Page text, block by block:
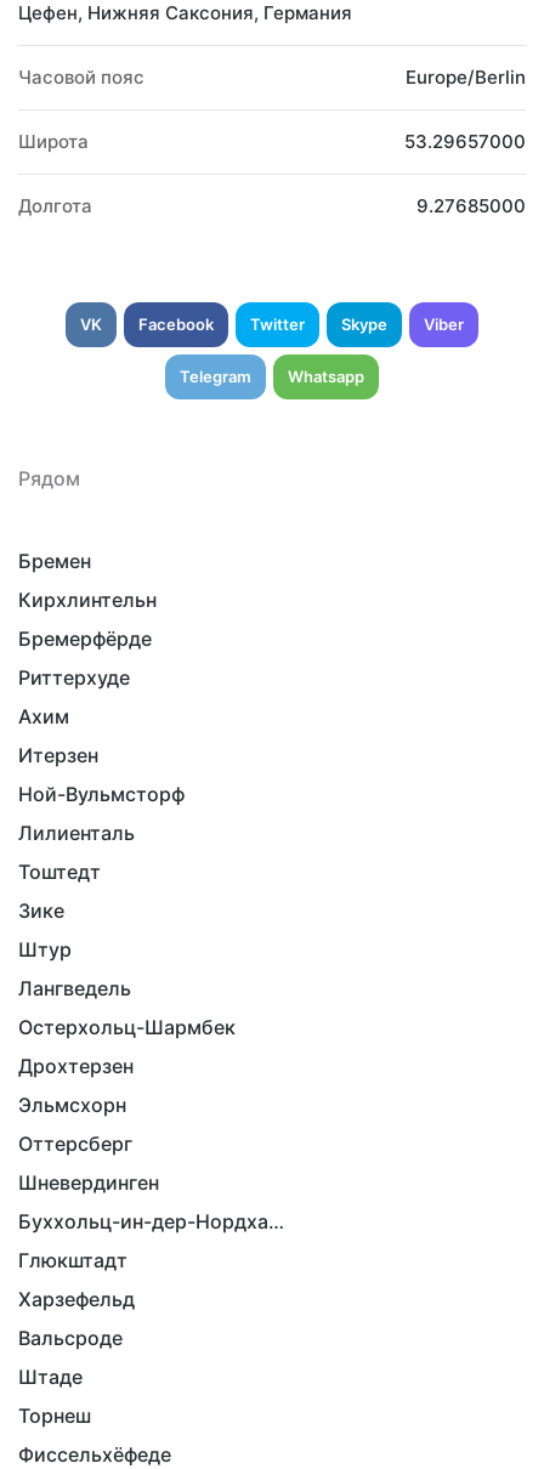
Цефен, Нижняя Саксония, Германия
Часовой пояс Europe/Berlin
Широта 53.29657000
Долгота 9.27685000
VK Facebook Twitter Skype Viber
Telegram Whatsapp
Рядом
Бремен
Кирхлинтельн
Бремерфёрде
Риттерхуде
Ахим
Итерзен
Ной-Вульмсторф
Лилиенталь
Тоштедт
Зике
Штур
Лангведель
Остерхольц-Шармбек
Дрохтерзен
Эльмсхорн
Оттерсберг
Шневердинген
Буххольц-ин-дер-Нордхайде
Глюкштадт
Харзефельд
Вальсроде
Штаде
Торнеш
Фиссельхёфеде